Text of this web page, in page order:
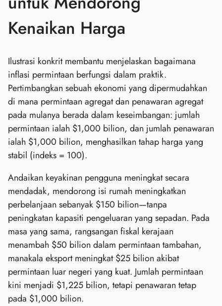
Kenaikan Harga
Ilustrasi konkrit membantu menjelaskan bagaimana
inflasi permintaan berfungsi dalam praktik.
Pertimbangkan sebuah ekonomi yang dipermudahkan
di mana permintaan agregat dan penawaran agregat
pada mulanya berada dalam keseimbangan: jumlah
permintaan ialah $1,000 bilion, dan jumlah penawaran
ialah $1,000 bilion, menghasilkan tahap harga yang
stabil (indeks = 100).
Andaikan keyakinan pengguna meningkat secara
mendadak, mendorong isi rumah meningkatkan
perbelanjaan sebanyak $150 bilion—tanpa
peningkatan kapasiti pengeluaran yang sepadan. Pada
masa yang sama, rangsangan fiskal kerajaan
menambah $50 bilion dalam permintaan tambahan,
manakala eksport meningkat $25 bilion akibat
permintaan luar negeri yang kuat. Jumlah permintaan
kini menjadi $1,225 bilion, tetapi penawaran tetap
pada $1,000 bilion.